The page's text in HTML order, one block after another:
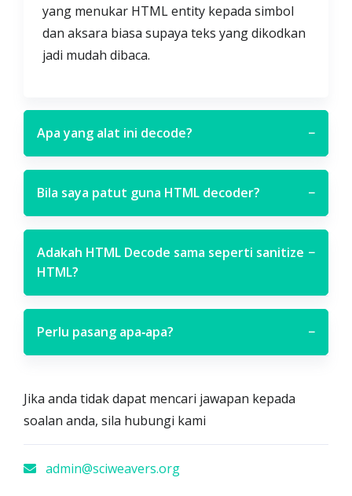
yang menukar HTML entity kepada simbol
dan aksara biasa supaya teks yang dikodkan
jadi mudah dibaca.
Apa yang alat ini decode? −
Bila saya patut guna HTML decoder? −
Adakah HTML Decode sama seperti sanitize
HTML?
−
Perlu pasang apa‑apa? −
Jika anda tidak dapat mencari jawapan kepada
soalan anda, sila hubungi kami
admin@sciweavers.org